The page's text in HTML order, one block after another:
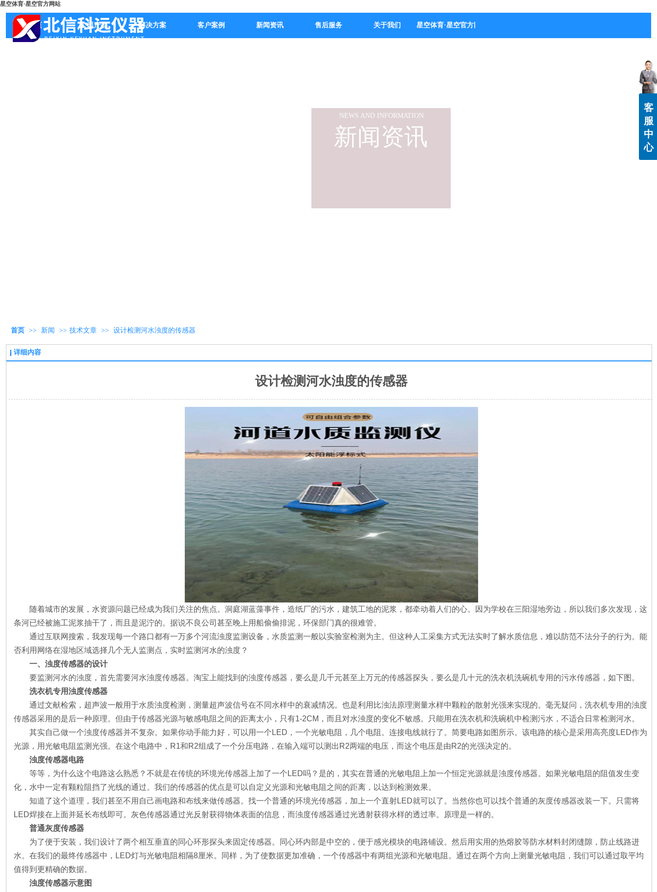
星空体育·星空官方网站
首页 公司产品 解决方案 客户案例 新闻资讯 售后服务 关于我们 星空体育·星空官方网站-星空体育（中国）
新闻资讯
NEWS AND INFORMATION
首页 >> 新闻 >> 技术文章 >> 设计检测河水浊度的传感器
详细内容
设计检测河水浊度的传感器
随着城市的发展，水资源问题已经成为我们关注的焦点。洞庭湖蓝藻事件，造纸厂的污水，建筑工地的泥浆，都牵动着人们的心。因为学校在三阳湿地旁边，所以我们多次发现，这
条河已经被施工泥浆抽干了，而且是泥泞的。据说不良公司甚至晚上用船偷偷排泥，环保部门真的很难管。
通过互联网搜索，我发现每一个路口都有一万多个河流浊度监测设备，水质监测一般以实验室检测为主。但这种人工采集方式无法实时了解水质信息，难以防范不法分子的行为。能
否利用网络在湿地区域选择几个无人监测点，实时监测河水的浊度？
一、浊度传感器的设计
要监测河水的浊度，首先需要河水浊度传感器。淘宝上能找到的浊度传感器，要么是几千元甚至上万元的传感器探头，要么是几十元的洗衣机洗碗机专用的污水传感器，如下图。
洗衣机专用浊度传感器
通过文献检索，超声波一般用于水质浊度检测，测量超声波信号在不同水样中的衰减情况。也是利用比浊法原理测量水样中颗粒的散射光强来实现的。毫无疑问，洗衣机专用的浊度
传感器采用的是后一种原理。但由于传感器光源与敏感电阻之间的距离太小，只有1-2CM，而且对水浊度的变化不敏感。只能用在洗衣机和洗碗机中检测污水，不适合日常检测河水。
其实自己做一个浊度传感器并不复杂。如果你动手能力好，可以用一个LED，一个光敏电阻，几个电阻。连接电线就行了。简要电路如图所示。该电路的核心是采用高亮度LED作为
光源，用光敏电阻监测光强。在这个电路中，R1和R2组成了一个分压电路，在输入端可以测出R2两端的电压，而这个电压是由R2的光强决定的。
浊度传感器电路
等等，为什么这个电路这么熟悉？不就是在传统的环境光传感器上加了一个LED吗？是的，其实在普通的光敏电阻上加一个恒定光源就是浊度传感器。如果光敏电阻的阻值发生变
化，水中一定有颗粒阻挡了光线的通过。我们的传感器的优点是可以自定义光源和光敏电阻之间的距离，以达到检测效果。
知道了这个道理，我们甚至不用自己画电路和布线来做传感器。找一个普通的环境光传感器，加上一个直射LED就可以了。当然你也可以找个普通的灰度传感器改装一下。只需将
LED焊接在上面并延长布线即可。灰色传感器通过光反射获得物体表面的信息，而浊度传感器通过光透射获得水样的透过率。原理是一样的。
普通灰度传感器
为了便于安装，我们设计了两个相互垂直的同心环形探头来固定传感器。同心环内部是中空的，便于感光模块的电路铺设。然后用实用的热熔胶等防水材料封闭缝隙，防止线路进
水。在我们的最终传感器中，LED灯与光敏电阻相隔8厘米。同样，为了使数据更加准确，一个传感器中有两组光源和光敏电阻。通过在两个方向上测量光敏电阻，我们可以通过取平均
值得到更精确的数据。
浊度传感器示意图
客
服
中
心